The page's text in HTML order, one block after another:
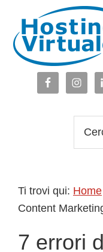
navigazione
primaria
contenuto
principale
barra
laterale
piè
web
Ti trovi qui: Home
Content
7 errori